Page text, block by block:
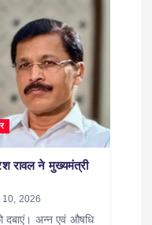
रावल ने मुख्यमंत्री
10, 2026
अन्न एवं औषधि